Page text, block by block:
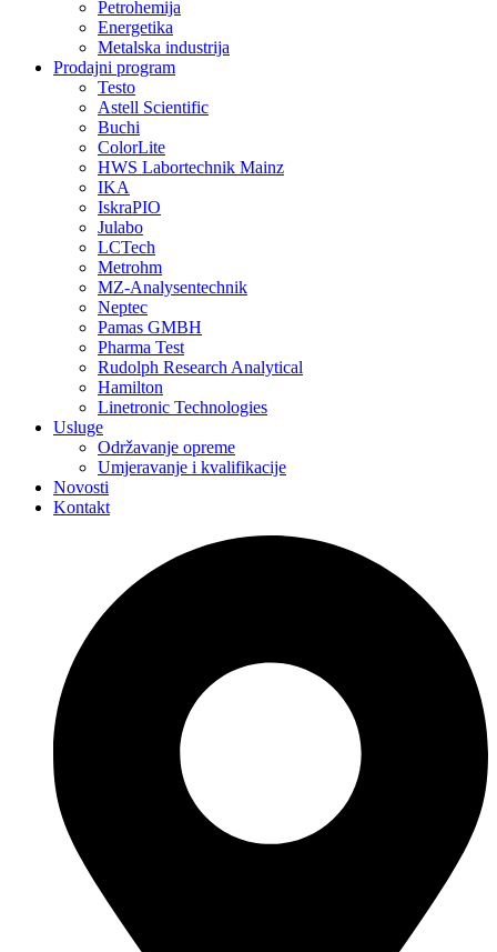
Petrohemija
Energetika
Metalska industrija
Prodajni program
Testo
Astell Scientific
Buchi
ColorLite
HWS Labortechnik Mainz
IKA
IskraPIO
Julabo
LCTech
Metrohm
MZ-Analysentechnik
Neptec
Pamas GMBH
Pharma Test
Rudolph Research Analytical
Hamilton
Linetronic Technologies
Usluge
Održavanje opreme
Umjeravanje i kvalifikacije
Novosti
Kontakt